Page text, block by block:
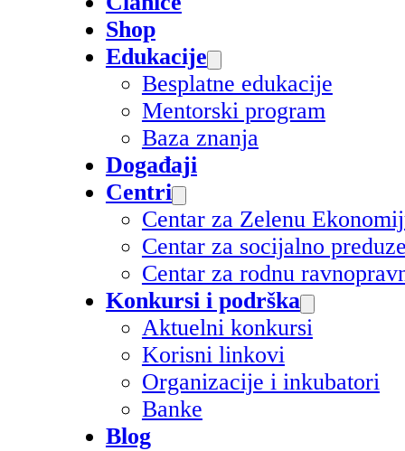
Shop
Edukacije
Besplatne edukacije
Mentorski program
Baza znanja
Događaji
Centri
Centar za Zelenu
Centar za socijalno
Centar za rodnu
Konkursi i podrška
Aktuelni konkursi
Korisni linkovi
Organizacije i inkubatori
Banke
Blog